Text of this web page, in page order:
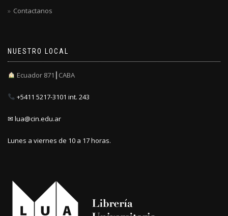
Contactanos
NUESTRO LOCAL
Ecuador 871┃CABA
+5411 5217-3101 int. 243
✉ lua@cin.edu.ar
Lunes a viernes de 10 a 17 horas.